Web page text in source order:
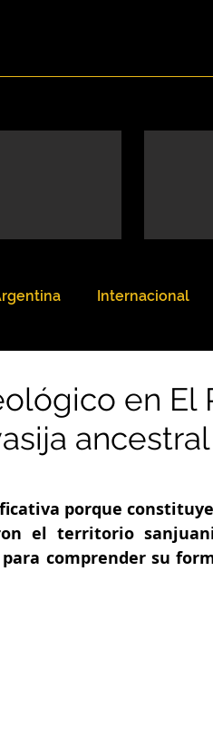
Internacional
en El
porque
el territorio
comprender su